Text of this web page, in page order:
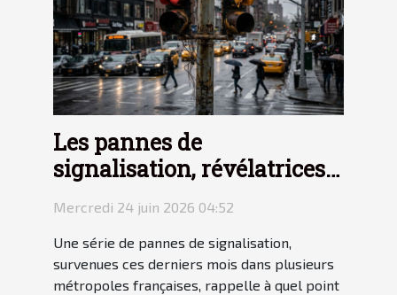
Les pannes de
signalisation, révélatrices
des failles du transit urbain
Mercredi 24 juin 2026 04:52
Une série de pannes de signalisation,
survenues ces derniers mois dans plusieurs
métropoles françaises, rappelle à quel point